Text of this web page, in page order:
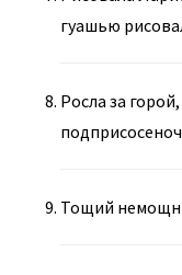
гуашью
Росла за
Тощий